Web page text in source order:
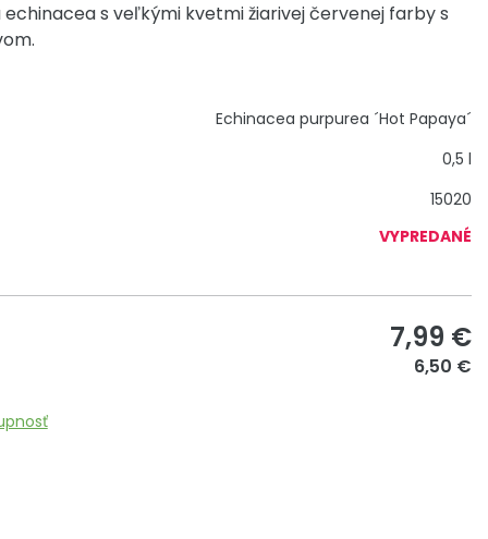
s veľkými kvetmi žiarivej červenej farby s
Echinacea purpurea ´Hot Papaya´
0,5 l
15020
VYPREDANÉ
7,99 €
6,50 €